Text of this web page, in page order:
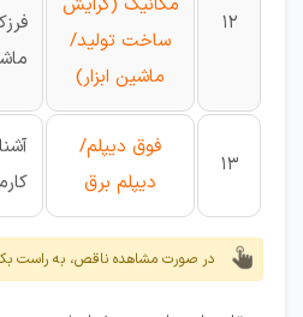
12
ساخت تولید/
ماشین ابزار)
13
فوق دیپلم/
دیپلم برق
در صورت مشاهده ناقص، به راست